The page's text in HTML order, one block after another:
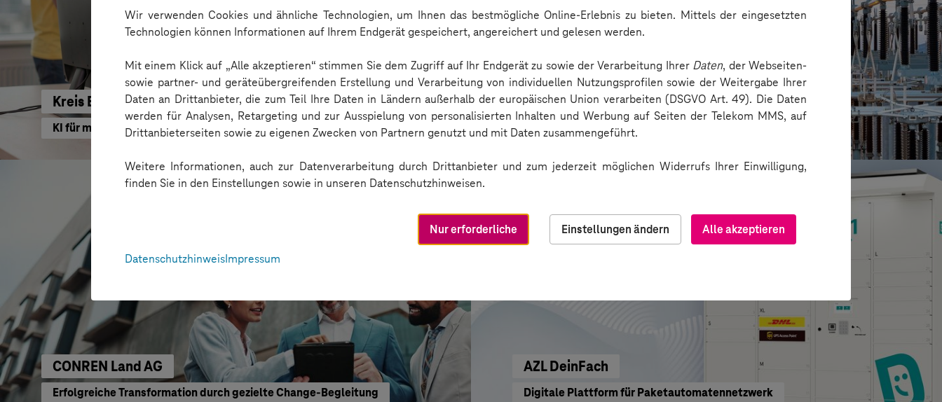
Wir verwenden Cookies und ähnliche Technologien, um Ihnen das bestmögliche Online-Erlebnis zu bieten. Mittels der eingesetzten
Technologien können Informationen auf Ihrem Endgerät gespeichert, angereichert und gelesen werden.
Mit einem Klick auf „Alle akzeptieren“ stimmen Sie dem Zugriff auf Ihr Endgerät zu sowie der Verarbeitung Ihrer Daten, der Webseiten-
sowie partner- und geräteübergreifenden Erstellung und Verarbeitung von individuellen Nutzungsprofilen sowie der Weitergabe Ihrer
Daten an Drittanbieter, die zum Teil Ihre Daten in Ländern außerhalb der europäischen Union verarbeiten (DSGVO Art. 49). Die Daten
werden für Analysen, Retargeting und zur Ausspielung von personalisierten Inhalten und Werbung auf Seiten der Telekom MMS, auf
Drittanbieterseiten sowie zu eigenen Zwecken von Partnern genutzt und mit Daten zusammengeführt.
Weitere Informationen, auch zur Datenverarbeitung durch Drittanbieter und zum jederzeit möglichen Widerrufs Ihrer Einwilligung,
finden Sie in den Einstellungen sowie in unseren Datenschutzhinweisen.
Alle akzeptieren
Nur erforderliche
Einstellungen ändern
DatenschutzhinweisImpressum
Kreis Bergstraße
KI für moderne Verwaltung
HIGHVOLT Prüftechnik Dresden GmbH
CRA-Security für digitale Produkte
CONREN Land AG
Erfolgreiche Transformation durch gezielte Change-Begleitung
AZL DeinFach
Digitale Plattform für Paketautomatennetzwerk